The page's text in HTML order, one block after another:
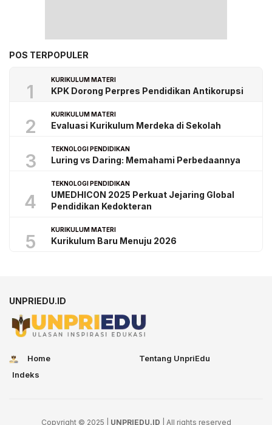
POS TERPOPULER
1
KURIKULUM MATERI
KPK Dorong Perpres Pendidikan Antikorupsi
2
KURIKULUM MATERI
Evaluasi Kurikulum Merdeka di Sekolah
3
TEKNOLOGI PENDIDIKAN
Luring vs Daring: Memahami Perbedaannya
4
TEKNOLOGI PENDIDIKAN
UMEDHICON 2025 Perkuat Jejaring Global
Pendidikan Kedokteran
5
KURIKULUM MATERI
Kurikulum Baru Menuju 2026
UNPRIEDU.ID
Home
Tentang UnpriEdu
Indeks
Copyright © 2025 | UNPRIEDU.ID | All rights reserved